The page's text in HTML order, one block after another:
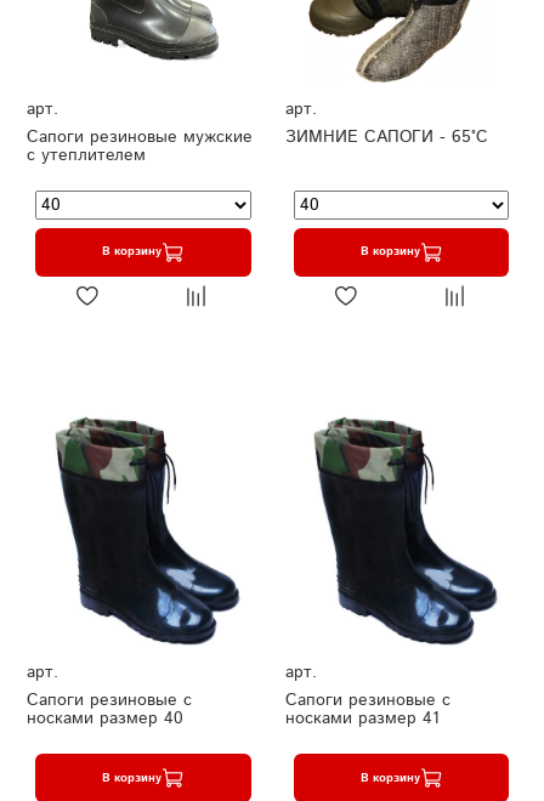
арт.
Сапоги резиновые мужские
с утеплителем
В корзину
арт.
ЗИМНИЕ САПОГИ - 65°C
В корзину
арт.
Сапоги резиновые с
носками размер 40
В корзину
арт.
Сапоги резиновые с
носками размер 41
В корзину